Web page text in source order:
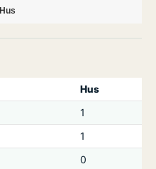
Hus
Hus
1
1
0